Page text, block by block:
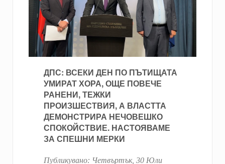
ДПС: ВСЕКИ ДЕН ПО ПЪТИЩАТА
УМИРАТ ХОРА, ОЩЕ ПОВЕЧЕ
РАНЕНИ, ТЕЖКИ
ПРОИЗШЕСТВИЯ, А ВЛАСТТА
ДЕМОНСТРИРА НЕЧОВЕШКО
СПОКОЙСТВИЕ. НАСТОЯВАМЕ
ЗА СПЕШНИ МЕРКИ
Публикувано: Четвъртък, 30 Юли